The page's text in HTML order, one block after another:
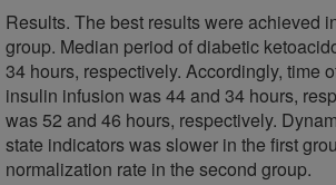
Results. The best results were achieved
group. Median period of diabetic
34 hours, respectively. Accordingly, time
insulin infusion was 44 and 34 hours,
was 52 and 46 hours, respectively.
state indicators was slower in the first
normalization rate in the second group.